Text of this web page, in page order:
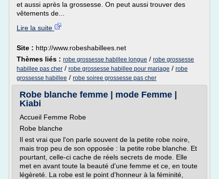
et aussi après la grossesse. On peut aussi trouver des
vêtements de...
Lire la suite
Site : http://www.robeshabillees.net
Thèmes liés : robe grossesse habillee longue / robe grossesse
habillee pas cher / robe grossesse habillee pour mariage / robe
grossesse habillee / robe soiree grossesse pas cher
Robe blanche femme | mode Femme |
Kiabi
Accueil Femme Robe
Robe blanche
Il est vrai que l'on parle souvent de la petite robe noire,
mais trop peu de son opposée : la petite robe blanche. Et
pourtant, celle-ci cache de réels secrets de mode. Elle
met en avant toute la beauté d'une femme et ce, en toute
légèreté. La robe est le point d'honneur à la féminité,